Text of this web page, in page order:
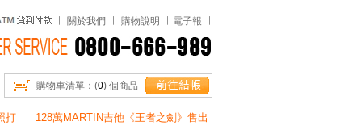
關於我們 購物說明 電子報
購物車清單：(0) 個商品
打 128萬MARTIN吉他《王者之劍》售出